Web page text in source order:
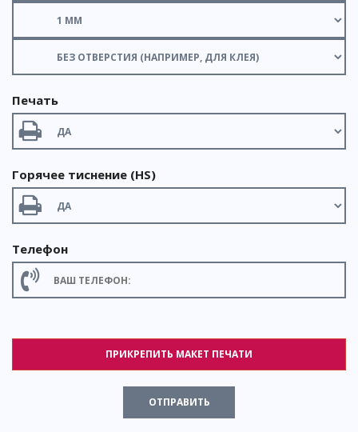
Печать
Горячее тиснение (HS)
Телефон
ПРИКРЕПИТЬ МАКЕТ ПЕЧАТИ
ОТПРАВИТЬ